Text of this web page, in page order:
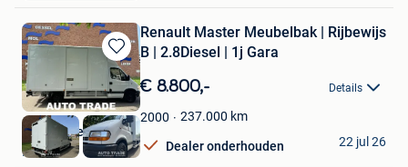
Bewaren
Mijn
Favorieten
Renault Master Meubelbak | Rijbewijs
B | 2.8Diesel | 1j Gara
€ 8.800,- Details
2000 237.000 km
Dealer onderhouden
AutoTrade Hasselt
Hasselt
22 jul 26